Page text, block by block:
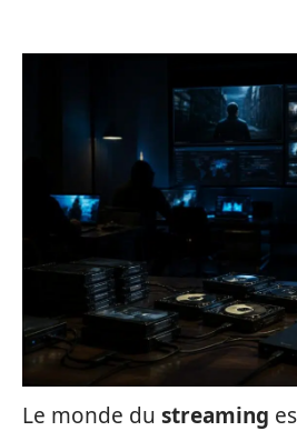
Le monde du streaming